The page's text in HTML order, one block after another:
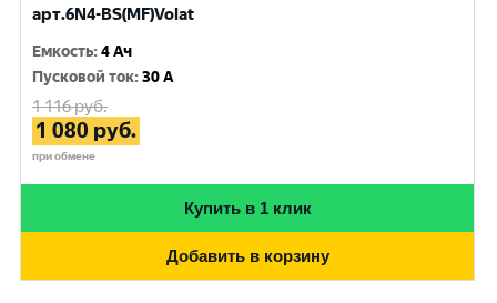
арт.6N4-BS(MF)Volat
Емкость:4 Ач
Пусковой ток:30 A
1 116руб.
1 080 руб.
при обмене
Купить в 1 клик
Добавить в корзину